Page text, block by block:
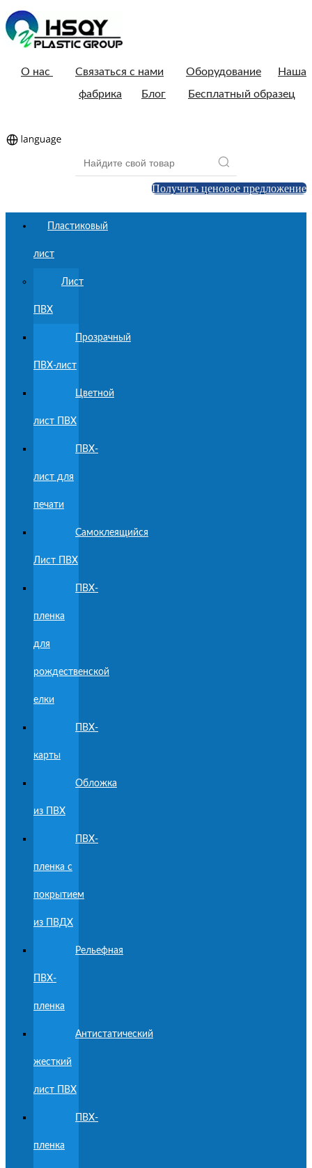
О нас Связаться с нами Оборудование
Наша
фабрика
Блог Бесплатный образец
Получить ценовое предложение
Пластиковый
лист
Лист
ПВХ
Прозрачный
ПВХ-лист
Цветной
лист ПВХ
ПВХ-
лист для
печати
Самоклеящийся
Лист ПВХ
ПВХ-
пленка
для
рождественской
елки
ПВХ-
карты
Обложка
из ПВХ
ПВХ-
пленка с
покрытием
из ПВДХ
Рельефная
ПВХ-
пленка
Антистатический
жесткий
лист ПВХ
ПВХ-
пленка